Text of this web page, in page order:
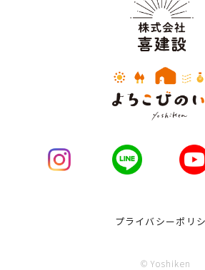
プライバシーポリ
© Yoshiken